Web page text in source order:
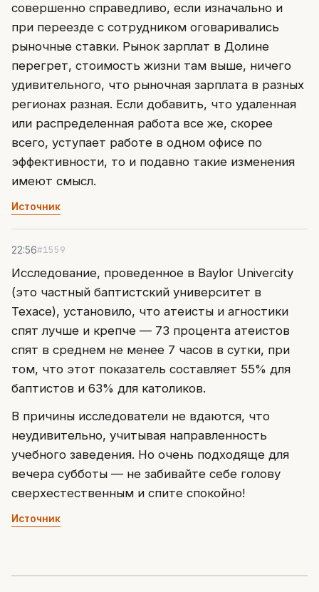
совершенно справедливо, если изначально и
при переезде с сотрудником оговаривались
рыночные ставки. Рынок зарплат в Долине
перегрет, стоимость жизни там выше, ничего
удивительного, что рыночная зарплата в разных
регионах разная. Если добавить, что удаленная
или распределенная работа все же, скорее
всего, уступает работе в одном офисе по
эффективности, то и подавно такие изменения
имеют смысл.
Источник
22:56#1559
Исследование, проведенное в Baylor Univercity
(это частный баптистский университет в
Техасе), установило, что атеисты и агностики
спят лучше и крепче — 73 процента атеистов
спят в среднем не менее 7 часов в сутки, при
том, что этот показатель составляет 55% для
баптистов и 63% для католиков.
В причины исследователи не вдаются, что
неудивительно, учитывая направленность
учебного заведения. Но очень подходяще для
вечера субботы — не забивайте себе голову
сверхестественным и спите спокойно!
Источник